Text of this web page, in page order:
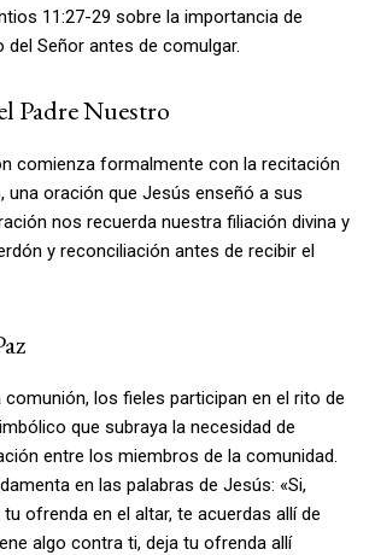
11:27-29 sobre la importancia de
del Señor antes de comulgar.
Padre Nuestro
comienza formalmente con la recitación
una oración que Jesús enseñó a sus
nos recuerda nuestra filiación divina y
y reconciliación antes de recibir el
los fieles participan en el rito de
que subraya la necesidad de
entre los miembros de la comunidad.
en las palabras de Jesús: «Si,
ofrenda en el altar, te acuerdas allí de
algo contra ti, deja tu ofrenda allí